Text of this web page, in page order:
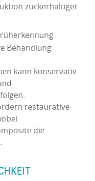
zuckerhaltiger
Behandlung
kann konservativ
restaurative
die